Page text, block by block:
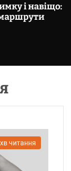
і навіщо:
маршрути
О
є
читання